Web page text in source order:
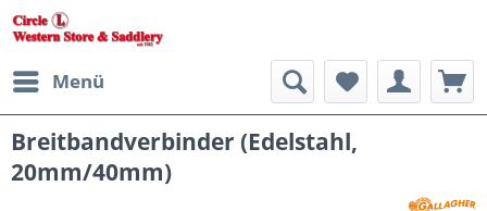
Menü
Breitbandverbinder (Edelstahl,
20mm/40mm)